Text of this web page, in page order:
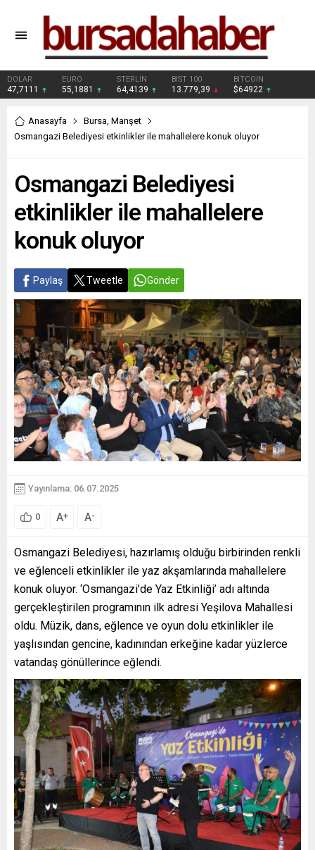
DOLAR
47,7111
EURO
55,1881
STERLİN
64,4139
BIST 100
13.779,39
BITCOIN
$64922
Anasayfa Bursa, Manşet
Osmangazi Belediyesi etkinlikler ile mahallelere konuk oluyor
Osmangazi Belediyesi
etkinlikler ile mahallelere
konuk oluyor
Paylaş Tweetle Gönder
Yayınlama: 06.07.2025
0 A+ A-
Osmangazi Belediyesi, hazırlamış olduğu birbirinden renkli
ve eğlenceli etkinlikler ile yaz akşamlarında mahallelere
konuk oluyor. ‘Osmangazi’de Yaz Etkinliği’ adı altında
gerçekleştirilen programının ilk adresi Yeşilova Mahallesi
oldu. Müzik, dans, eğlence ve oyun dolu etkinlikler ile
yaşlısından gencine, kadınından erkeğine kadar yüzlerce
vatandaş gönüllerince eğlendi.